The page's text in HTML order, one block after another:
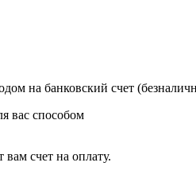
на банковский счет
вас способом
вам счет на оплату.